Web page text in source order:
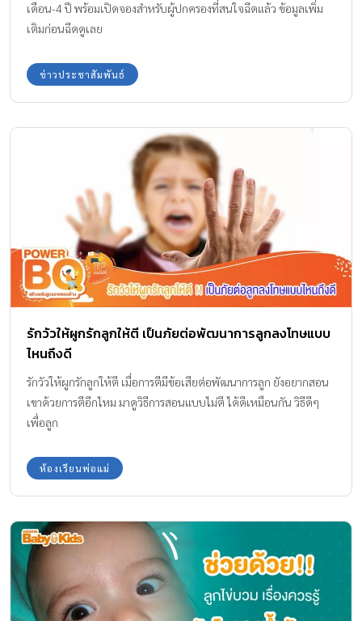
เดือน-4 ปี พร้อมเปิดจองสำหรับผู้ปกครองที่สนใจฉีดแล้ว ข้อมูลเพิ่ม
เติมก่อนฉีดดูเลย
ข่าวประชาสัมพันธ์
รักวัวให้ผูกรักลูกให้ตี เป็นภัยต่อพัฒนาการลูกลงโทษแบบ
ไหนถึงดี
รักวัวให้ผูกรักลูกให้ตี เมื่อการตีมีข้อเสียต่อพัฒนาการลูก ยังอยากสอน
เขาด้วยการตีอีกไหม มาดูวิธีการสอนแบบไม่ตี ได้ดีเหมือนกัน วิธีดีๆ
เพื่อลูก
ห้องเรียนพ่อแม่